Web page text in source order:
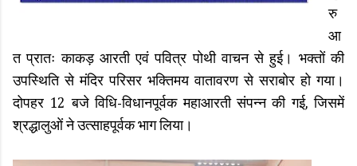
रु
आ
त प्रातः काकड़ आरती एवं पवित्र पोथी वाचन से हुई। भक्तों की
उपस्थिति से मंदिर परिसर भक्तिमय वातावरण से सराबोर हो गया।
दोपहर 12 बजे विधि-विधानपूर्वक महाआरती संपन्न की गई, जिसमें
श्रद्धालुओं ने उत्साहपूर्वक भाग लिया।